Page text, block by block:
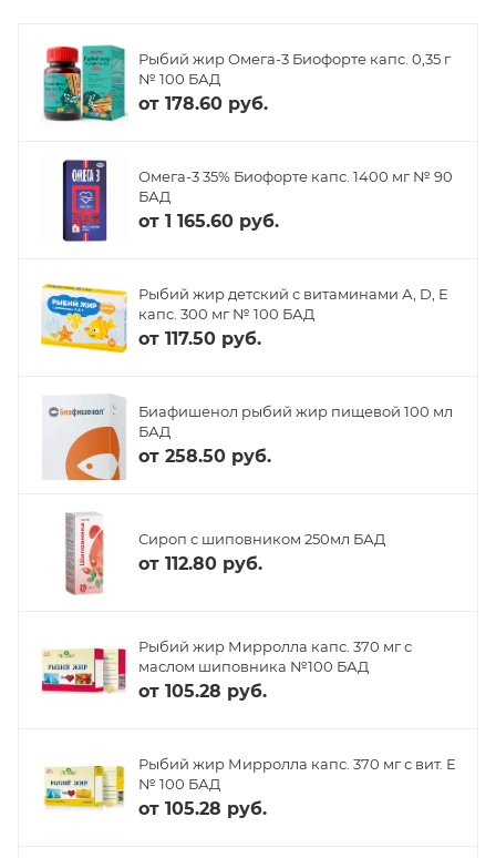
Рыбий жир Омега-3 Биофорте капс. 0,35 г
№ 100 БАД
от 178.60 руб.
Омега-3 35% Биофорте капс. 1400 мг № 90
БАД
от 1 165.60 руб.
Рыбий жир детский с витаминами А, D, Е
капс. 300 мг № 100 БАД
от 117.50 руб.
Биафишенол рыбий жир пищевой 100 мл
БАД
от 258.50 руб.
Сироп с шиповником 250мл БАД
от 112.80 руб.
Рыбий жир Мирролла капс. 370 мг с
маслом шиповника №100 БАД
от 105.28 руб.
Рыбий жир Мирролла капс. 370 мг с вит. Е
№ 100 БАД
от 105.28 руб.